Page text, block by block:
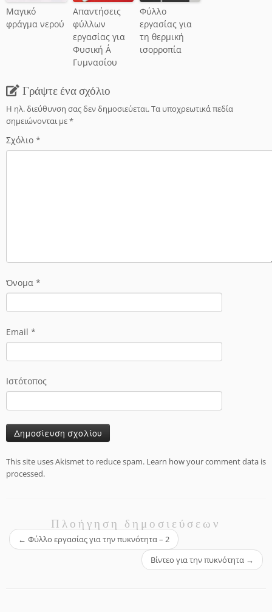
Μαγικό
φράγμα νερού
Απαντήσεις
φύλλων
εργασίας για
Φυσική Α΄
Γυμνασίου
Φύλλο
εργασίας για
τη θερμική
ισορροπία
Γράψτε ένα σχόλιο
Η ηλ. διεύθυνση σας δεν δημοσιεύεται.Τα υποχρεωτικά πεδία
σημειώνονται με*
Σχόλιο *
Όνομα *
Email *
Ιστότοπος
This site uses Akismet to reduce spam. Learn how your comment data is
processed.
Πλοήγηση δημοσιεύσεων
← Φύλλο εργασίας για την πυκνότητα – 2
Βίντεο για την πυκνότητα →